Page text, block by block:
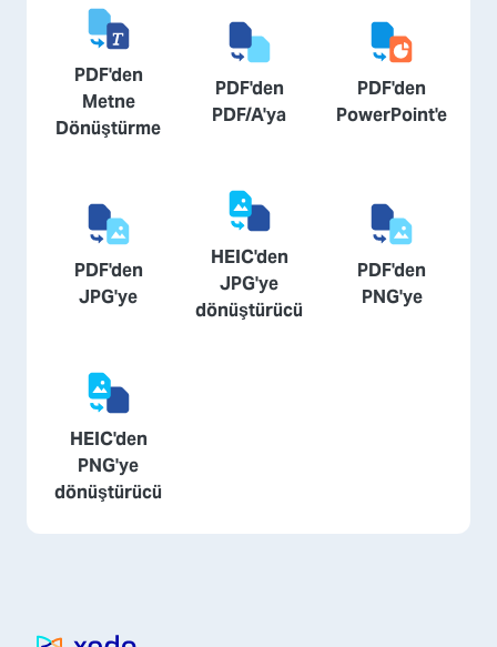
PDF'den
Metne
Dönüştürme
PDF'den
PDF/A'ya
PDF'den
PowerPoint'e
PDF'den
JPG'ye
HEIC'den
JPG'ye
dönüştürücü
PDF'den
PNG'ye
HEIC'den
PNG'ye
dönüştürücü